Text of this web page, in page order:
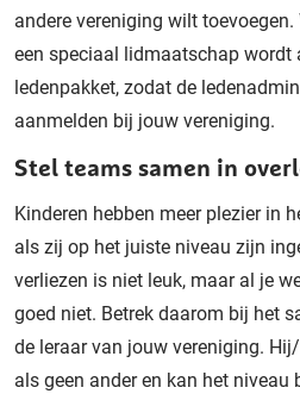
andere vereniging wilt
een speciaal lidmaatschap wordt
ledenpakket, zodat de
aanmelden bij jouw vereniging.
Stel teams samen in
Kinderen hebben meer plezier in
als zij op het juiste niveau zijn
verliezen is niet leuk, maar al je
goed niet. Betrek daarom bij het
de leraar van jouw vereniging.
als geen ander en kan het niveau